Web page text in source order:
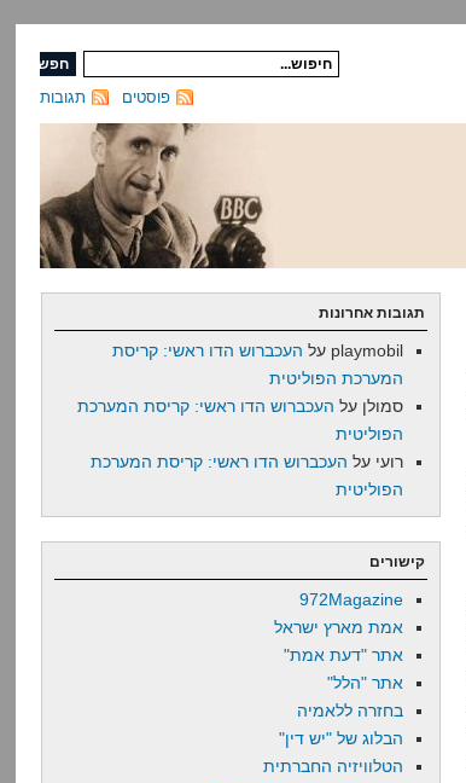
תגובות פוסטים
תגובות אחרונות
playmobil על העכברוש הדו ראשי: קריסת
המערכת הפוליטית
סמולן על העכברוש הדו ראשי: קריסת המערכת
הפוליטית
רועי על העכברוש הדו ראשי: קריסת המערכת
הפוליטית
קישורים
972Magazine
אמת מארץ ישראל
אתר "דעת אמת"
אתר "הלל"
בחזרה ללאמיה
הבלוג של "יש דין"
הטלוויזיה החברתית